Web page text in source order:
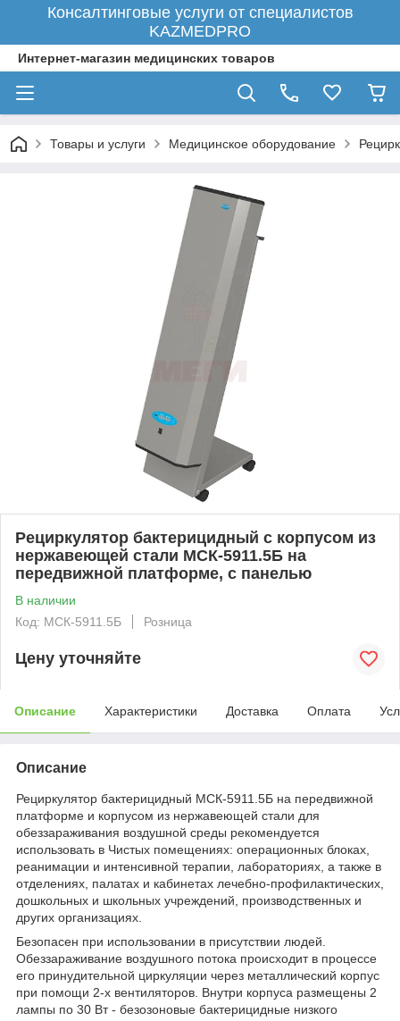
Консалтинговые услуги от специалистов
KAZMEDPRO
Интернет-магазин медицинских товаров
Товары и услуги Медицинское оборудование
Рециркулятор бактерицидный с корпусом из
нержавеющей стали МСК-5911.5Б на
передвижной платформе, с панелью
В наличии
Код: МСК-5911.5Б
Розница
Цену уточняйте
Описание Характеристики Доставка Оплата
Описание
Рециркулятор бактерицидный МСК-5911.5Б на передвижной
платформе и корпусом из нержавеющей стали для
обеззараживания воздушной среды рекомендуется
использовать в Чистых помещениях: операционных блоках,
реанимации и интенсивной терапии, лабораториях, а также в
отделениях, палатах и кабинетах лечебно-профилактических,
дошкольных и школьных учреждений, производственных и
других организациях.
Безопасен при использовании в присутствии людей.
Обеззараживание воздушного потока происходит в процессе
его принудительной циркуляции через металлический корпус
при помощи 2-х вентиляторов. Внутри корпуса размещены 2
лампы по 30 Вт - безозоновые бактерицидные низкого